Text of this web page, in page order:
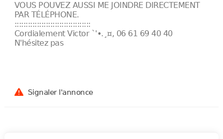
VOUS POUVEZ AUSSI ME JOINDRE DIRECTEMENT
PAR TÉLÉPHONE.
::::::::::::::::::::::::::::::::::
Cordialement Victor `'•.¸¤, 06 61 69 40 40
N'hésitez pas
Signaler l'annonce